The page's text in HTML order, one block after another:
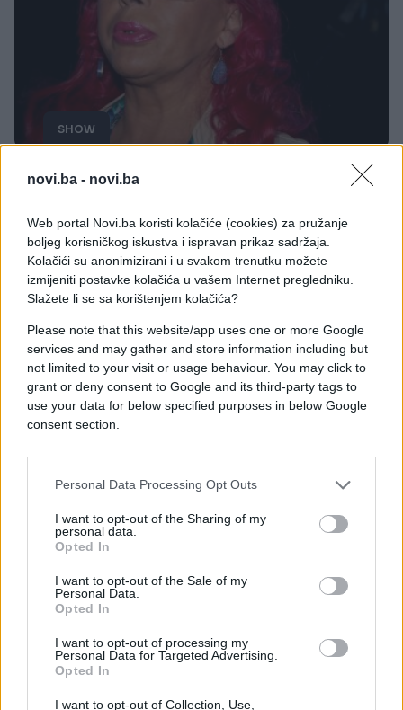
novi.ba - novi.ba
Web portal Novi.ba koristi kolačiće (cookies) za pružanje
boljeg korisničkog iskustva i ispravan prikaz sadržaja.
Kolačići su anonimizirani i u svakom trenutku možete
izmijeniti postavke kolačića u vašem Internet pregledniku.
Slažete li se sa korištenjem kolačića?
Please note that this website/app uses one or more Google
services and may gather and store information including but
not limited to your visit or usage behaviour. You may click to
grant or deny consent to Google and its third-party tags to
use your data for below specified purposes in below Google
consent section.
Personal Data Processing Opt Outs
I want to opt-out of the Sharing of my
personal data.
Opted In
I want to opt-out of the Sale of my
Personal Data.
Opted In
I want to opt-out of processing my
Personal Data for Targeted Advertising.
Opted In
I want to opt-out of Collection, Use,
SHOW
23.12.17. 19:26
BRUNCLIK: Ovaj čovjek iz BiH je otac njene kćerke
Marije, njemu je posvetila mnoge pjesme! (FOTO)
Saznaj više
28.11.17. 20:08
IZGLEDALI NA POČETKU BRAKA (FOTO)